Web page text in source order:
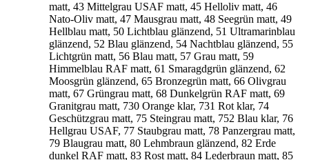
matt, 43 Mittelgrau USAF matt, 45 Helloliv matt, 46
Nato-Oliv matt, 47 Mausgrau matt, 48 Seegrün matt, 49
Hellblau matt, 50 Lichtblau glänzend, 51 Ultramarinblau
glänzend, 52 Blau glänzend, 54 Nachtblau glänzend, 55
Lichtgrün matt, 56 Blau matt, 57 Grau matt, 59
Himmelblau RAF matt, 61 Smaragdgrün glänzend, 62
Moosgrün glänzend, 65 Bronzegrün matt, 66 Olivgrau
matt, 67 Grüngrau matt, 68 Dunkelgrün RAF matt, 69
Granitgrau matt, 730 Orange klar, 731 Rot klar, 74
Geschützgrau matt, 75 Steingrau matt, 752 Blau klar, 76
Hellgrau USAF, 77 Staubgrau matt, 78 Panzergrau matt,
79 Blaugrau matt, 80 Lehmbraun glänzend, 82 Erde
dunkel RAF matt, 83 Rost matt, 84 Lederbraun matt, 85